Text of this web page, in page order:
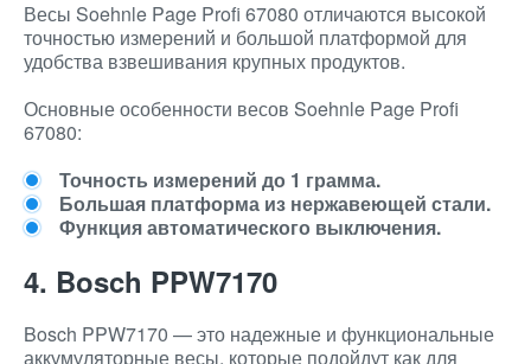
Весы Soehnle Page Profi 67080 отличаются высокой
точностью измерений и большой платформой для
удобства взвешивания крупных продуктов.
Основные особенности весов Soehnle Page Profi
67080:
Точность измерений до 1 грамма.
Большая платформа из нержавеющей стали.
Функция автоматического выключения.
4. Bosch PPW7170
Bosch PPW7170 — это надежные и функциональные
аккумуляторные весы, которые подойдут как для